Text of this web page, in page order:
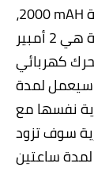
2000 mAH،
أي أن سعتها التفريغية في الساعة الواحدة هي 2 أمبير
محرك كهربائي
سيعمل لمدة
نفسها مع
سوف تزود